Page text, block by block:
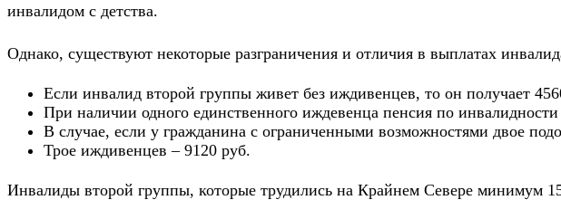
инвалидом с детства.
Однако, существуют некоторые разграничения и отличия в выплатах
Если инвалид второй группы живет без иждивенцев, то он получает
При наличии одного единственного иждевенца пенсия по инвалидности
В случае, если у гражданина с ограниченными возможностями двое
Трое иждивенцев – 9120 руб.
Инвалиды второй группы, которые трудились на Крайнем Севере минимум